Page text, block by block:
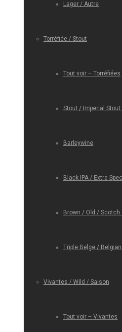
Lager / Autre
Torréfiée / Stout
Tout voir – Torréfiées
Stout / Imperial Stout
Barleywine
Black IPA / Extra
Brown / Old / Scotch
Triple Belge /
Vivantes / Wild / Saison
Tout voir – Vivantes